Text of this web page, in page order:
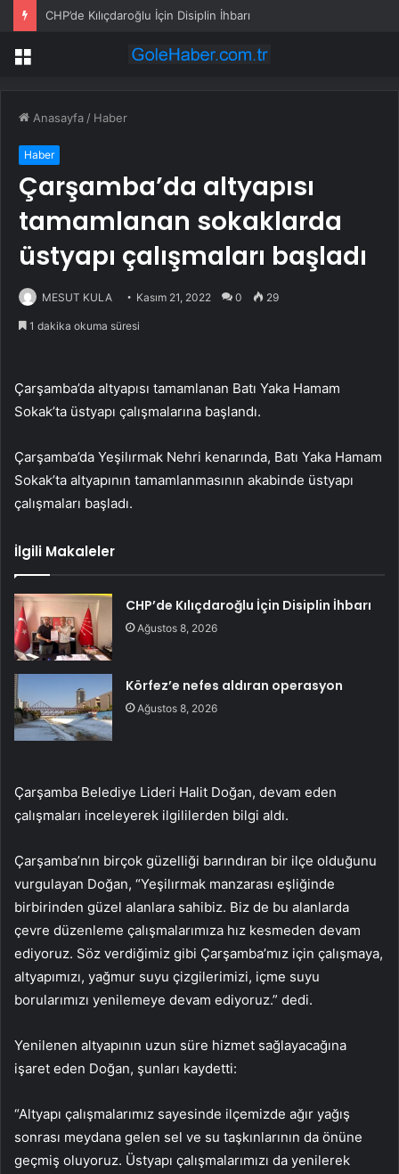
CHP’de Kılıçdaroğlu İçin Disiplin İhbarı
Menü
Anasayfa / Haber
Haber
Çarşamba’da altyapısı
tamamlanan sokaklarda
üstyapı çalışmaları başladı
MESUT KULA Kasım 21, 2022 0 29
1 dakika okuma süresi
Çarşamba’da altyapısı tamamlanan Batı Yaka Hamam
Sokak’ta üstyapı çalışmalarına başlandı.
Çarşamba’da Yeşilırmak Nehri kenarında, Batı Yaka Hamam
Sokak’ta altyapının tamamlanmasının akabinde üstyapı
çalışmaları başladı.
İlgili Makaleler
CHP’de Kılıçdaroğlu İçin Disiplin İhbarı
Ağustos 8, 2026
Körfez’e nefes aldıran operasyon
Ağustos 8, 2026
Çarşamba Belediye Lideri Halit Doğan, devam eden
çalışmaları inceleyerek ilgililerden bilgi aldı.
Çarşamba’nın birçok güzelliği barındıran bir ilçe olduğunu
vurgulayan Doğan, “Yeşilırmak manzarası eşliğinde
birbirinden güzel alanlara sahibiz. Biz de bu alanlarda
çevre düzenleme çalışmalarımıza hız kesmeden devam
ediyoruz. Söz verdiğimiz gibi Çarşamba’mız için çalışmaya,
altyapımızı, yağmur suyu çizgilerimizi, içme suyu
borularımızı yenilemeye devam ediyoruz.” dedi.
Yenilenen altyapının uzun süre hizmet sağlayacağına
işaret eden Doğan, şunları kaydetti:
“Altyapı çalışmalarımız sayesinde ilçemizde ağır yağış
sonrası meydana gelen sel ve su taşkınlarının da önüne
geçmiş oluyoruz. Üstyapı çalışmalarımızı da yenilerek